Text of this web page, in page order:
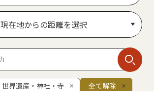
現在地からの距離を選択
世界遺産・神社・寺 全て解除